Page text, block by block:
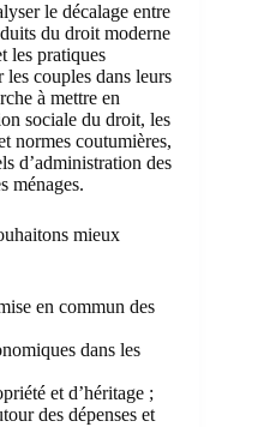
le décalage entre
du droit moderne
les pratiques
couples dans leurs
à mettre en
sociale du droit, les
normes coutumières,
d’administration des
ménages.
mieux
en commun des
dans les
et d’héritage ;
des dépenses et